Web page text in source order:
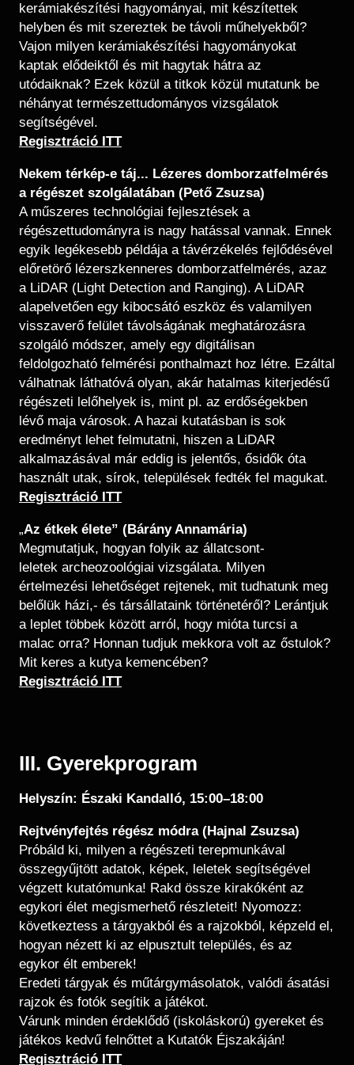
kerámiakészítési hagyományai, mit készítettek
helyben és mit szereztek be távoli műhelyekből?
Vajon milyen kerámiakészítési hagyományokat
kaptak elődeiktől és mit hagytak hátra az
utódaiknak? Ezek közül a titkok közül mutatunk be
néhányat természettudományos vizsgálatok
segítségével.
​​Regisztráció ITT
Nekem térkép-e táj... Lézeres domborzatfelmérés
a régészet szolgálatában (Pető Zsuzsa)
A műszeres technológiai fejlesztések a
régészettudományra is nagy hatással vannak. Ennek
egyik legékesebb példája a távérzékelés fejlődésével
előretörő lézerszkenneres domborzatfelmérés, azaz
a LiDAR (Light Detection and Ranging). A LiDAR
alapelvetően egy kibocsátó eszköz és valamilyen
visszaverő felület távolságának meghatározásra
szolgáló módszer, amely egy digitálisan
feldolgozható felmérési ponthalmazt hoz létre. Ezáltal
válhatnak láthatóvá olyan, akár hatalmas kiterjedésű
régészeti lelőhelyek is, mint pl. az erdőségekben
lévő maja városok. A hazai kutatásban is sok
eredményt lehet felmutatni, hiszen a LiDAR
alkalmazásával már eddig is jelentős, ősidők óta
használt utak, sírok, települések fedték fel magukat.
​​Regisztráció ITT
„Az étkek élete” (Bárány Annamária)
Megmutatjuk, hogyan folyik az állatcsont-
leletek archeozoológiai vizsgálata. Milyen
értelmezési lehetőséget rejtenek, mit tudhatunk meg
belőlük házi,- és társállataink történetéről? Lerántjuk
a leplet többek között arról, hogy mióta turcsi a
malac orra? Honnan tudjuk mekkora volt az őstulok?
Mit keres a kutya kemencében?
Regisztráció ITT
III. Gyerekprogram
Helyszín: Északi Kandalló, 15:00–18:00
Rejtvényfejtés régész módra (Hajnal Zsuzsa)
Próbáld ki, milyen a régészeti terepmunkával
összegyűjtött adatok, képek, leletek segítségével
végzett kutatómunka! Rakd össze kirakóként az
egykori élet megismerhető részleteit! Nyomozz:
következtess a tárgyakból és a rajzokból, képzeld el,
hogyan nézett ki az elpusztult település, és az
egykor élt emberek!
Eredeti tárgyak és műtárgymásolatok, valódi ásatási
rajzok és fotók segítik a játékot.
Várunk minden érdeklődő (iskoláskorú) gyereket és
játékos kedvű felnőttet a Kutatók Éjszakáján!
​​Regisztráció ITT